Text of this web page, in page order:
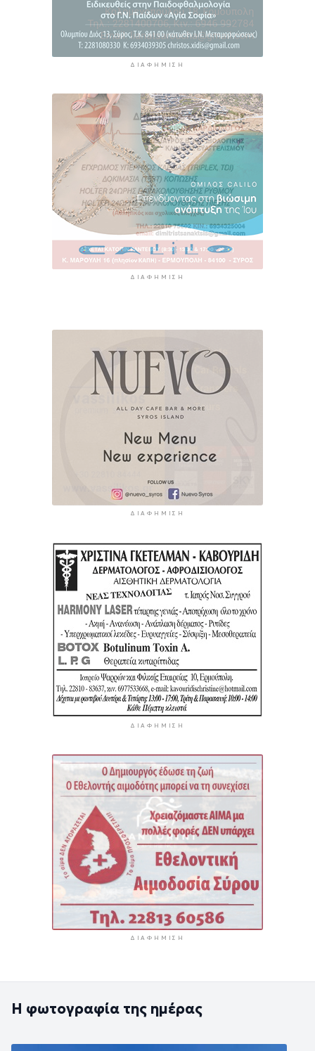
ΔΙΑΦΉΜΙΣΗ
ΔΙΑΦΉΜΙΣΗ
ΔΙΑΦΉΜΙΣΗ
ΔΙΑΦΉΜΙΣΗ
ΔΙΑΦΉΜΙΣΗ
Η φωτογραφία της ημέρας